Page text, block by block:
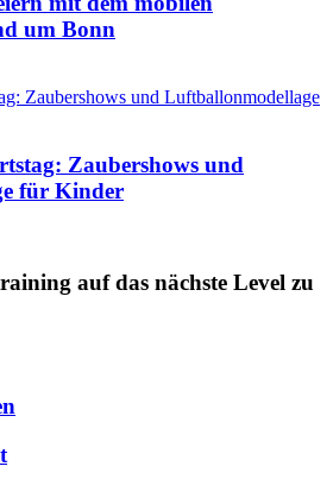
um Bonn
Zaubershows und
für Kinder
auf das nächste Level zu